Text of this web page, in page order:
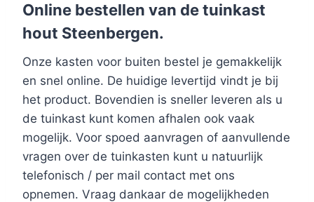
Online bestellen van de tuinkast
hout Steenbergen.
Onze kasten voor buiten bestel je gemakkelijk
en snel online. De huidige levertijd vindt je bij
het product. Bovendien is sneller leveren als u
de tuinkast kunt komen afhalen ook vaak
mogelijk. Voor spoed aanvragen of aanvullende
vragen over de tuinkasten kunt u natuurlijk
telefonisch / per mail contact met ons
opnemen. Vraag dankaar de mogelijkheden